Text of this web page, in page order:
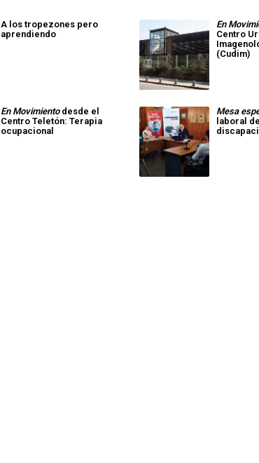
A los tropezones pero
aprendiendo
En
Centro
(Cudim)
En Movimientodesde el
Centro Teletón: Terapia
ocupacional
Mesa
laboral